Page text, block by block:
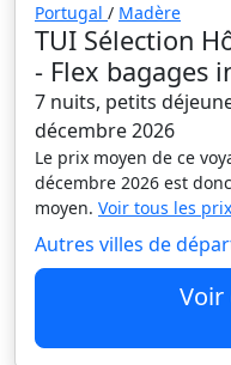
Portugal / Madère
TUI Sélection
- Flex bagages
7 nuits, petits
décembre 2026
Le prix moyen de ce
décembre 2026 est donc
moyen. Voir tous les prix
Autres villes de
Voir